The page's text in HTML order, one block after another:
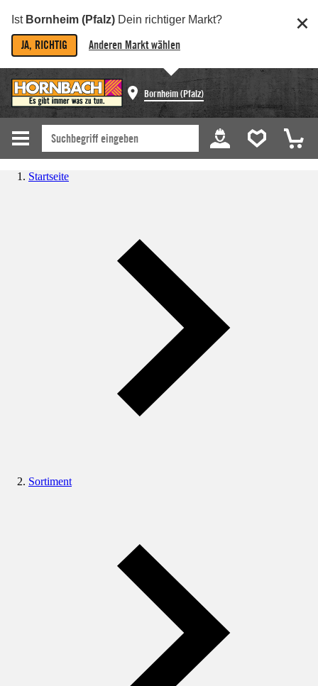
Ist Bornheim (Pfalz) Dein richtiger Markt?
JA, RICHTIG Anderen Markt wählen
Bornheim (Pfalz)
Startseite
Sortiment